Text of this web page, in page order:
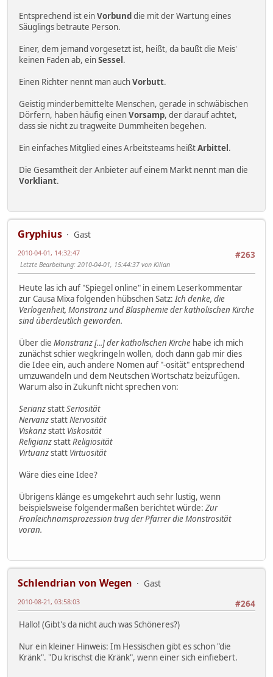
Entsprechend ist einVorbunddie mit der Wartung eines
Säuglings betraute Person.
Einer, dem jemand vorgesetzt ist, heißt, da baußt die Meis'
keinen Faden ab, einSessel.
Einen Richter nennt man auchVorbutt.
Geistig minderbemittelte Menschen, gerade in schwäbischen
Dörfern, haben häufig einenVorsamp, der darauf achtet,
dass sie nicht zu tragweite Dummheiten begehen.
Ein einfaches Mitglied eines Arbeitsteams heißtArbittel.
Die Gesamtheit der Anbieter auf einem Markt nennt man die
Vorkliant.
Gryphius
Gast
#263
2010-04-01, 14:32:47
Letzte Bearbeitung: 2010-04-01, 15:44:37 von Kilian
Heute las ich auf "Spiegel online" in einem Leserkommentar
zur Causa Mixa folgenden hübschen Satz: Ich denke, die
Verlogenheit, Monstranz und Blasphemie der katholischen Kirche
sind überdeutlich geworden.
Über die Monstranz [...] der katholischen Kirche habe ich mich
zunächst schier wegkringeln wollen, doch dann gab mir dies
die Idee ein, auch andere Nomen auf "-osität" entsprechend
umzuwandeln und dem Neutschen Wortschatz beizufügen.
Warum also in Zukunft nicht sprechen von:
SerianzstattSeriosität
NervanzstattNervosität
Viskanzstatt Viskosität
ReligianzstattReligiosität
Virtuanzstatt Virtuosität
Wäre dies eine Idee?
Übrigens klänge es umgekehrt auch sehr lustig, wenn
beispielsweise folgendermaßen berichtet würde: Zur
Fronleichnamsprozession trug der Pfarrer die Monstrosität
voran.
Schlendrian von Wegen
Gast
#264
2010-08-21, 03:58:03
Hallo! (Gibt's da nicht auch was Schöneres?)
Nur ein kleiner Hinweis: Im Hessischen gibt es schon "die
Kränk". "Du krischst die Kränk", wenn einer sich einfiebert.